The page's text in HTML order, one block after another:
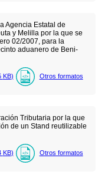
Agencia Estatal de
y Melilla por la que se
02/2007, para la
aduanero de Beni-
KB) Otros formatos
Tributaria por la que
de un Stand reutilizable
KB) Otros formatos